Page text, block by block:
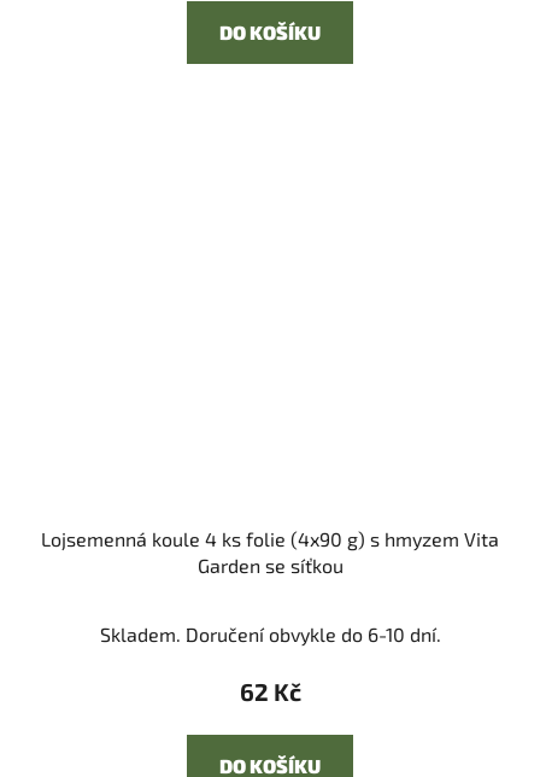
DO KOŠÍKU
Lojsemenná koule 4 ks folie (4x90 g) s hmyzem Vita
Garden se síťkou
Skladem. Doručení obvykle do 6-10 dní.
62 Kč
DO KOŠÍKU